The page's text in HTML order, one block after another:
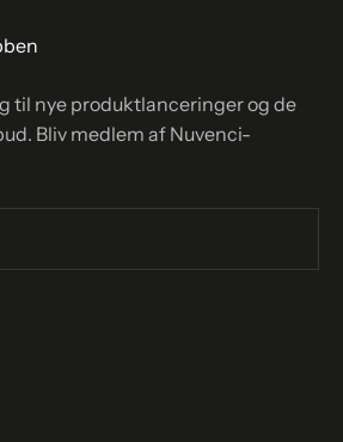
til nye produktlanceringer og de
Bliv medlem af Nuvenci-